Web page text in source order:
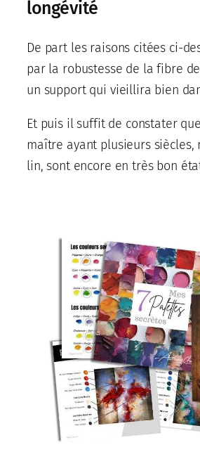
longévité
De part les raisons citées ci-
par la robustesse de la fibre
un support qui vieillira bien
Et puis il suffit de constater
maître ayant plusieurs siècles,
lin, sont encore en très bon